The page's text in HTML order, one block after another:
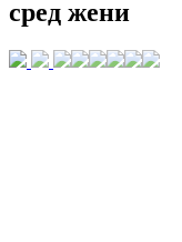
сред жени